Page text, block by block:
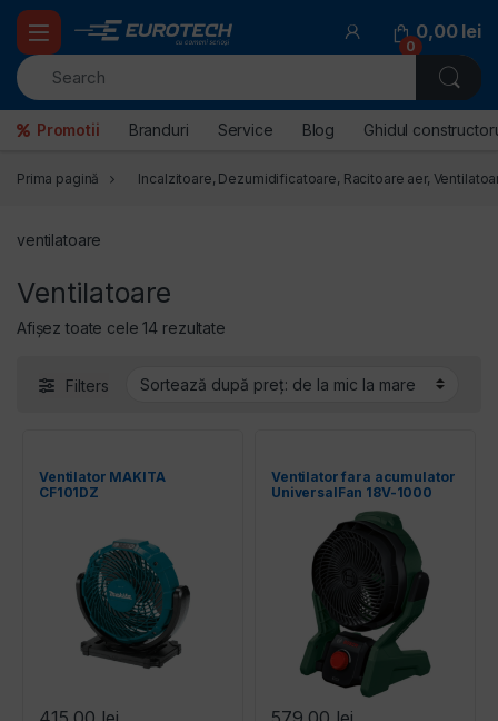
Skip to navigation
Skip to content
0
0,00 lei
Promotii Branduri Service Blog Ghidul
Prima pagină Incalzitoare, Dezumidificatoare, Racitoare aer,
ventilatoare
Ventilatoare
Afișez toate cele 14 rezultateSortat după preț: de la mic la mare
Filters
Ventilator MAKITA
CF101DZ
Ventilator fara acumulator
UniversalFan 18V-1000